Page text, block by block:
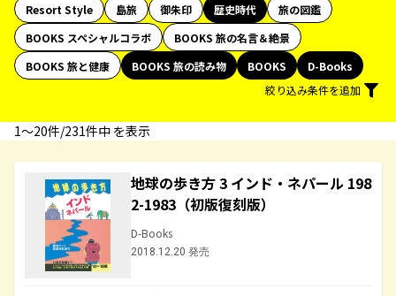
Resort Style
島旅 御朱印 歴史時代
旅の図鑑
BOOKS スペシャルコラボ
BOOKS 旅の名言＆絶景
BOOKS 旅と健康
BOOKS 旅の読み物 BOOKS
D-Books
絞り込み条件を追加
1〜20件/231件中 を表示
地球の歩き方 3 インド・ネパール 198
2-1983（初版復刻版）
D-Books
2018.12.20 発売